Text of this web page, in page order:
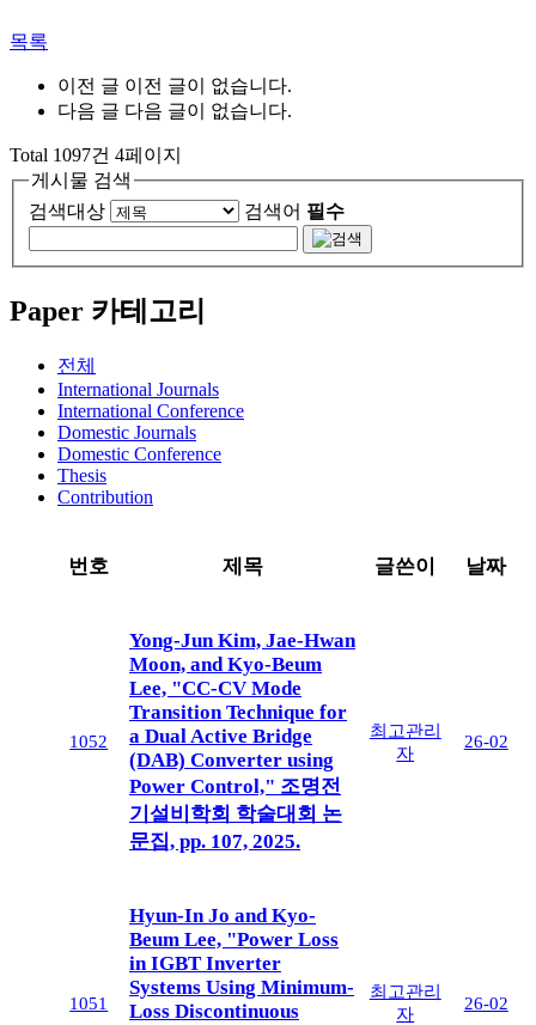
목록
이전 글 이전 글이 없습니다.
다음 글 다음 글이 없습니다.
Total 1097건 4페이지
게시물 검색
검색대상
검색어 필수
Paper 카테고리
전체
International Journals
International Conference
Domestic Journals
Domestic Conference
Thesis
Contribution
번호 제목 글쓴이 날짜
1052
Yong-Jun Kim, Jae-Hwan
Moon, and Kyo-Beum
Lee, "CC-CV Mode
Transition Technique for
a Dual Active Bridge
(DAB) Converter using
Power Control," 조명전
기설비학회 학술대회 논
문집, pp. 107, 2025.
최고관리
자
26-02
1051
Hyun-In Jo and Kyo-
Beum Lee, "Power Loss
in IGBT Inverter
Systems Using Minimum-
Loss Discontinuous
최고관리
자
26-02